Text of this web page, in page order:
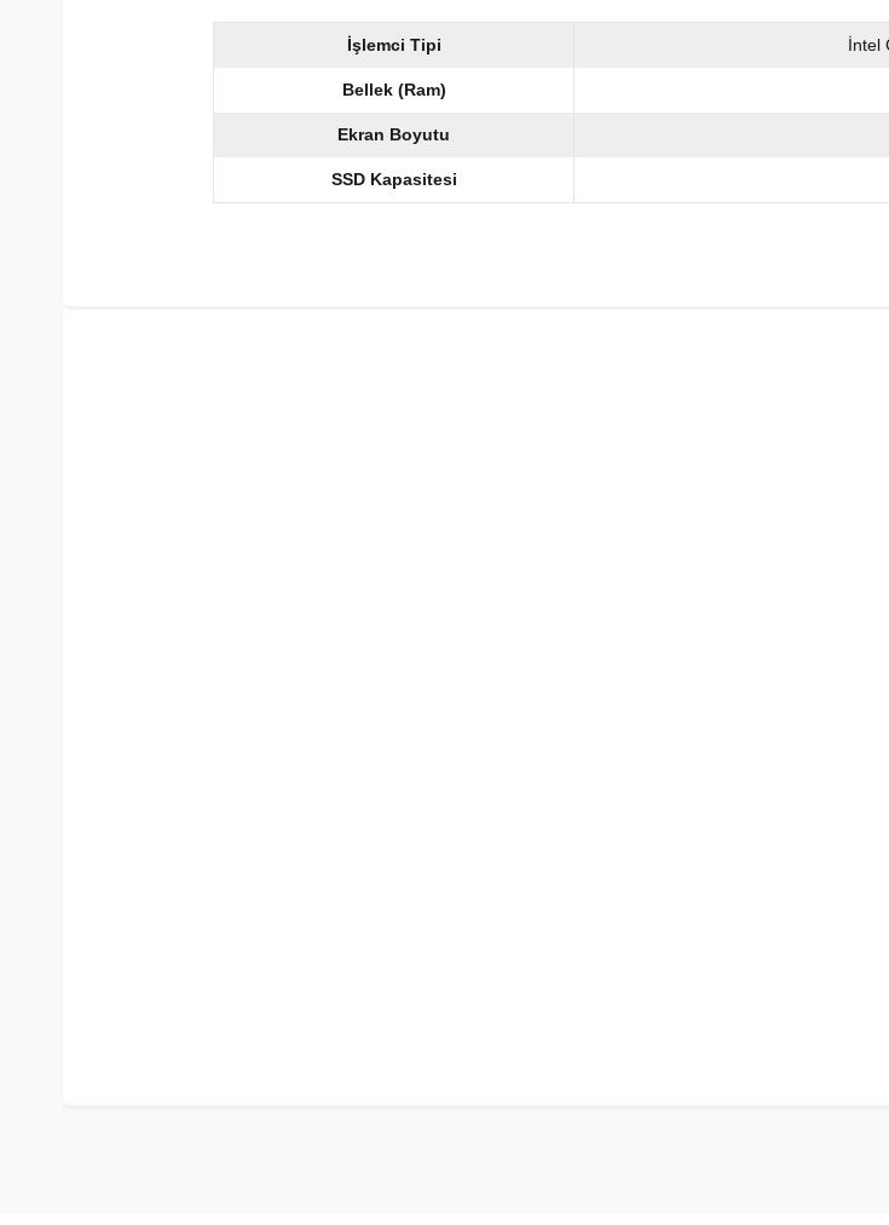
İşlemci Tipi İntel
Bellek (Ram)
Ekran Boyutu
SSD Kapasitesi